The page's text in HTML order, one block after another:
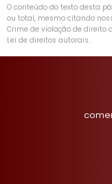
O conteúdo do texto desta
ou total, mesmo citando
Crime de violação de direito
Lei de direitos autorais.